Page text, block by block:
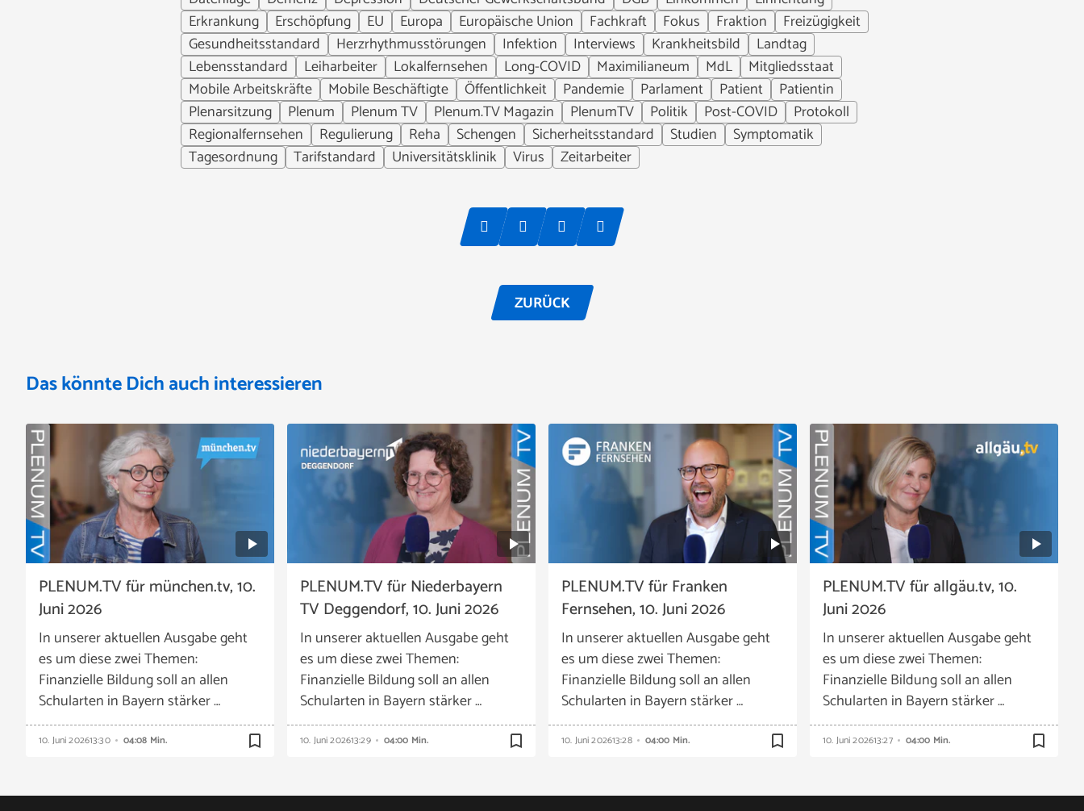
Erkrankung
Erschöpfung EU Europa Europäische Union Fachkraft Fokus Fraktion
Freizügigkeit
Gesundheitsstandard
Herzrhythmusstörungen Infektion Interviews Krankheitsbild
Landtag
Lebensstandard
Leiharbeiter Lokalfernsehen Long-COVID Maximilianeum MdL
Mitgliedsstaat
Mobile Arbeitskräfte
Mobile Beschäftigte Öffentlichkeit Pandemie Parlament Patient
Patientin
Plenarsitzung
Plenum Plenum TV Plenum.TV Magazin PlenumTV Politik Post-COVID
Protokoll
Regionalfernsehen
Regulierung Reha Schengen Sicherheitsstandard Studien
Symptomatik
Tagesordnung
Tarifstandard Universitätsklinik Virus Zeitarbeiter
ZURÜCK
Das könnte Dich auch interessieren
PLENUM.TV für münchen.tv, 10.
Juni 2026
In unserer aktuellen Ausgabe geht
es um diese zwei Themen:
Finanzielle Bildung soll an allen
Schularten in Bayern stärker …
10. Juni 202613:30 04:08 Min. bookmark_border
PLENUM.TV für Niederbayern
TV Deggendorf, 10. Juni 2026
In unserer aktuellen Ausgabe geht
es um diese zwei Themen:
Finanzielle Bildung soll an allen
Schularten in Bayern stärker …
10. Juni 202613:29 04:00 Min. bookmark_border
PLENUM.TV für Franken
Fernsehen, 10. Juni 2026
In unserer aktuellen Ausgabe geht
es um diese zwei Themen:
Finanzielle Bildung soll an allen
Schularten in Bayern stärker …
10. Juni 202613:28 04:00 Min. bookmark_border
PLENUM.TV für allgäu.tv, 10.
Juni 2026
In unserer aktuellen Ausgabe geht
es um diese zwei Themen:
Finanzielle Bildung soll an allen
Schularten in Bayern stärker …
10. Juni 202613:27 04:00 Min. bookmark_border